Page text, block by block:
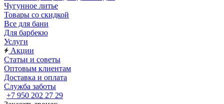
Чугунное литье
Товары со скидкой
Все для бани
Для барбекю
Услуги
Акции
Статьи и советы
Оптовым клиентам
Доставка и оплата
Служба заботы
+7 950 202 27 29